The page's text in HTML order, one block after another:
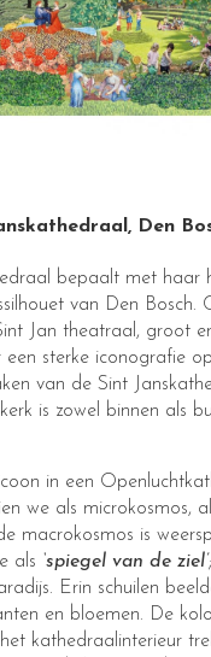
Den
bepaalt met haar
van Den Bosch.
Jan theatraal, groot
sterke iconografie
van de Sint
is zowel binnen als
in een
we als microkosmos,
macrokosmos is
als ‘spiegel van de ziel’
Erin schuilen
en bloemen. De
kathedraalinterieur